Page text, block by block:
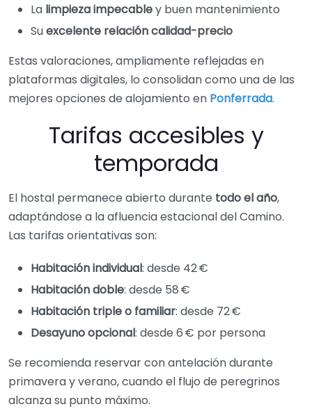
La limpieza impecabley buen mantenimiento
Suexcelente relación calidad-precio
Estas valoraciones, ampliamente reflejadas en
plataformas digitales, lo consolidan como una de las
mejores opciones de alojamiento en Ponferrada.
Tarifas accesibles y
temporada
El hostal permanece abierto durante todo el año,
adaptándose a la afluencia estacional del Camino.
Las tarifas orientativas son:
Habitación individual: desde 42 €
Habitación doble: desde 58 €
Habitación triple o familiar: desde 72 €
Desayuno opcional: desde 6 € por persona
Se recomienda reservar con antelación durante
primavera y verano, cuando el flujo de peregrinos
alcanza su punto máximo.